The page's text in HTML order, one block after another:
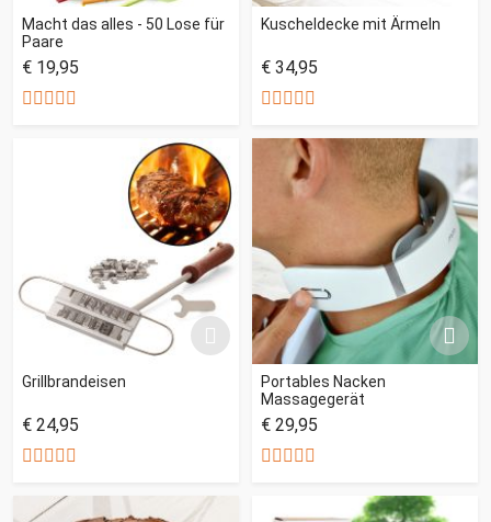
Macht das alles - 50 Lose für
Paare
€ 19,95
Kuscheldecke mit Ärmeln
€ 34,95
Grillbrandeisen
€ 24,95
Portables Nacken
Massagegerät
€ 29,95